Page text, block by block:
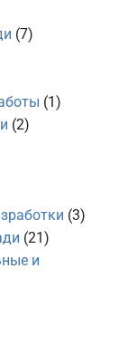
(7)
(1)
(2)
(3)
(21)
и